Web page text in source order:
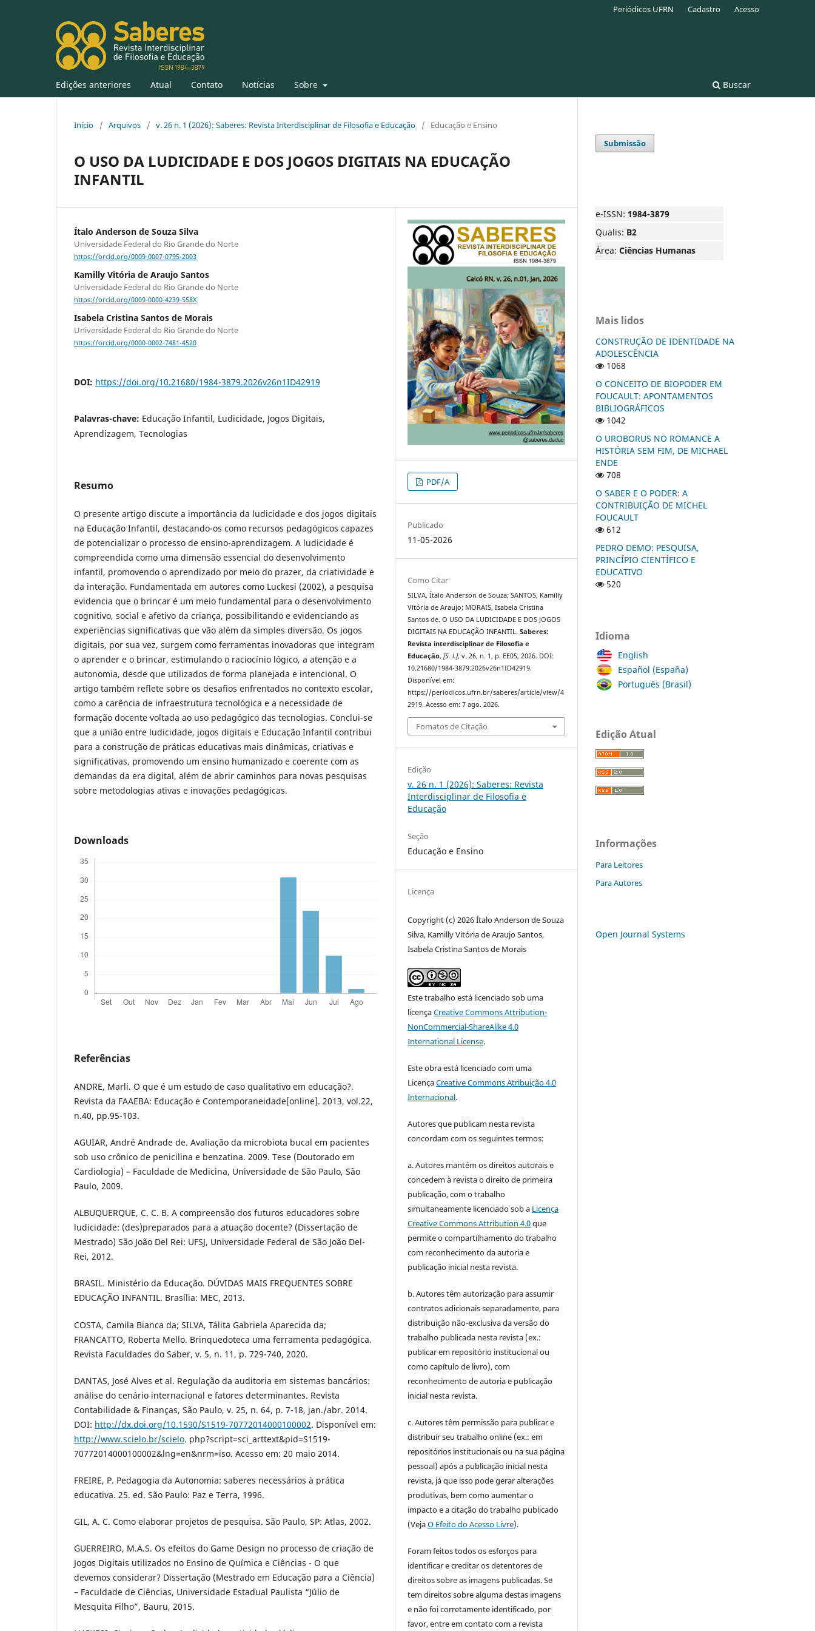
Edições anteriores Atual Contato Notícias Sobre Buscar
Periódicos UFRN Cadastro Acesso
Início / Arquivos / v. 26 n. 1 (2026): Saberes: Revista Interdisciplinar de Filosofia e Educação / Educação e Ensino
O USO DA LUDICIDADE E DOS JOGOS DIGITAIS NA EDUCAÇÃO
INFANTIL
Ítalo Anderson de Souza Silva
Universidade Federal do Rio Grande do Norte
https://orcid.org/0009-0007-0795-2003
Kamilly Vitória de Araujo Santos
Universidade Federal do Rio Grande do Norte
https://orcid.org/0009-0000-4239-558X
Isabela Cristina Santos de Morais
Universidade Federal do Rio Grande do Norte
https://orcid.org/0000-0002-7481-4520
DOI: https://doi.org/10.21680/1984-3879.2026v26n1ID42919
Palavras-chave: Educação Infantil, Ludicidade, Jogos Digitais,
Aprendizagem, Tecnologias
Resumo
O presente artigo discute a importância da ludicidade e dos jogos digitais
na Educação Infantil, destacando-os como recursos pedagógicos capazes
de potencializar o processo de ensino-aprendizagem. A ludicidade é
compreendida como uma dimensão essencial do desenvolvimento
infantil, promovendo o aprendizado por meio do prazer, da criatividade e
da interação. Fundamentada em autores como Luckesi (2002), a pesquisa
evidencia que o brincar é um meio fundamental para o desenvolvimento
cognitivo, social e afetivo da criança, possibilitando e evidenciando as
experiências significativas que vão além da simples diversão. Os jogos
digitais, por sua vez, surgem como ferramentas inovadoras que integram
o aprender e o brincar, estimulando o raciocínio lógico, a atenção e a
autonomia, desde que utilizados de forma planejada e intencional. O
artigo também reflete sobre os desafios enfrentados no contexto escolar,
como a carência de infraestrutura tecnológica e a necessidade de
formação docente voltada ao uso pedagógico das tecnologias. Conclui-se
que a união entre ludicidade, jogos digitais e Educação Infantil contribui
para a construção de práticas educativas mais dinâmicas, criativas e
significativas, promovendo um ensino humanizado e coerente com as
demandas da era digital, além de abrir caminhos para novas pesquisas
sobre metodologias ativas e inovações pedagógicas.
Downloads
Referências
ANDRE, Marli. O que é um estudo de caso qualitativo em educação?.
Revista da FAAEBA: Educação e Contemporaneidade[online]. 2013, vol.22,
n.40, pp.95-103.
AGUIAR, André Andrade de. Avaliação da microbiota bucal em pacientes
sob uso crônico de penicilina e benzatina. 2009. Tese (Doutorado em
Cardiologia) – Faculdade de Medicina, Universidade de São Paulo, São
Paulo, 2009.
ALBUQUERQUE, C. C. B. A compreensão dos futuros educadores sobre
ludicidade: (des)preparados para a atuação docente? (Dissertação de
Mestrado) São João Del Rei: UFSJ, Universidade Federal de São João Del-
Rei, 2012.
BRASIL. Ministério da Educação. DÚVIDAS MAIS FREQUENTES SOBRE
EDUCAÇÃO INFANTIL. Brasília: MEC, 2013.
COSTA, Camila Bianca da; SILVA, Tálita Gabriela Aparecida da;
FRANCATTO, Roberta Mello. Brinquedoteca uma ferramenta pedagógica.
Revista Faculdades do Saber, v. 5, n. 11, p. 729-740, 2020.
DANTAS, José Alves et al. Regulação da auditoria em sistemas bancários:
análise do cenário internacional e fatores determinantes. Revista
Contabilidade & Finanças, São Paulo, v. 25, n. 64, p. 7-18, jan./abr. 2014.
DOI: http://dx.doi.org/10.1590/S1519-70772014000100002. Disponível em:
http://www.scielo.br/scielo. php?script=sci_arttext&pid=S1519-
70772014000100002&lng=en&nrm=iso. Acesso em: 20 maio 2014.
FREIRE, P. Pedagogia da Autonomia: saberes necessários à prática
educativa. 25. ed. São Paulo: Paz e Terra, 1996.
GIL, A. C. Como elaborar projetos de pesquisa. São Paulo, SP: Atlas, 2002.
GUERREIRO, M.A.S. Os efeitos do Game Design no processo de criação de
Jogos Digitais utilizados no Ensino de Química e Ciências - O que
devemos considerar? Dissertação (Mestrado em Educação para a Ciência)
– Faculdade de Ciências, Universidade Estadual Paulista “Júlio de
Mesquita Filho”, Bauru, 2015.
PDF/A
Publicado
11-05-2026
Como Citar
SILVA, Ítalo Anderson de Souza; SANTOS, Kamilly
Vitória de Araujo; MORAIS, Isabela Cristina
Santos de. O USO DA LUDICIDADE E DOS JOGOS
DIGITAIS NA EDUCAÇÃO INFANTIL.Saberes:
Revista interdisciplinar de Filosofia e
Educação,[S. l.], v. 26, n. 1, p. EE05, 2026. DOI:
10.21680/1984-3879.2026v26n1ID42919.
Disponível em:
https://periodicos.ufrn.br/saberes/article/view/4
2919. Acesso em: 7 ago. 2026.
Fomatos de Citação
Edição
v. 26 n. 1 (2026): Saberes: Revista
Interdisciplinar de Filosofia e
Educação
Seção
Educação e Ensino
Licença
Copyright (c) 2026 Ítalo Anderson de Souza
Silva, Kamilly Vitória de Araujo Santos,
Isabela Cristina Santos de Morais
Este trabalho está licenciado sob uma
licençaCreative Commons Attribution-
NonCommercial-ShareAlike 4.0
International License.
Este obra está licenciado com uma
LicençaCreative Commons Atribuição 4.0
Internacional.
Autores que publicam nesta revista
concordam com os seguintes termos:
a. Autores mantém os direitos autorais e
concedem à revista o direito de primeira
publicação, com o trabalho
simultaneamente licenciado sob a Licença
Creative Commons Attribution 4.0que
permite o compartilhamento do trabalho
com reconhecimento da autoria e
publicação inicial nesta revista.
b. Autores têm autorização para assumir
contratos adicionais separadamente, para
distribuição não-exclusiva da versão do
trabalho publicada nesta revista (ex.:
publicar em repositório institucional ou
como capítulo de livro), com
reconhecimento de autoria e publicação
inicial nesta revista.
c. Autores têm permissão para publicar e
distribuir seu trabalho online (ex.: em
repositórios institucionais ou na sua página
pessoal) após a publicação inicial nesta
revista, já que isso pode gerar alterações
produtivas, bem como aumentar o
impacto e a citação do trabalho publicado
(VejaO Efeito do Acesso Livre).
Foram feitos todos os esforços para
identificar e creditar os detentores de
direitos sobre as imagens publicadas. Se
tem direitos sobre alguma destas imagens
e não foi corretamente identificado, por
favor, entre em contato com a revista
Submissão
e-ISSN: 1984-3879
Qualis: B2
Área: Ciências Humanas
Mais lidos
CONSTRUÇÃO DE IDENTIDADE NA
ADOLESCÊNCIA
1068
O CONCEITO DE BIOPODER EM
FOUCAULT: APONTAMENTOS
BIBLIOGRÁFICOS
1042
O UROBORUS NO ROMANCE A
HISTÓRIA SEM FIM, DE MICHAEL
ENDE
708
O SABER E O PODER: A
CONTRIBUIÇÃO DE MICHEL
FOUCAULT
612
PEDRO DEMO: PESQUISA,
PRINCÍPIO CIENTÍFICO E
EDUCATIVO
520
Idioma
English
Español (España)
Português (Brasil)
Edição Atual
Informações
Para Leitores
Para Autores
Open Journal Systems